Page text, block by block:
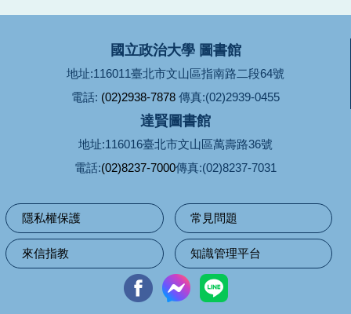
國立政治大學 圖書館
地址:116011臺北市文山區指南路二段64號
電話: (02)2938-7878 傳真:(02)2939-0455
達賢圖書館
地址:116016臺北市文山區萬壽路36號
電話:(02)8237-7000傳真:(02)8237-7031
隱私權保護 常見問題
來信指教 知識管理平台